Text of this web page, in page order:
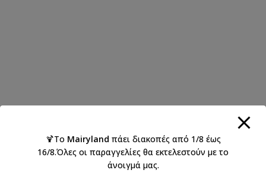
🍹Το Mairyland πάει διακοπές από 1/8 έως
16/8.Όλες οι παραγγελίες θα εκτελεστούν με το
άνοιγμά μας.